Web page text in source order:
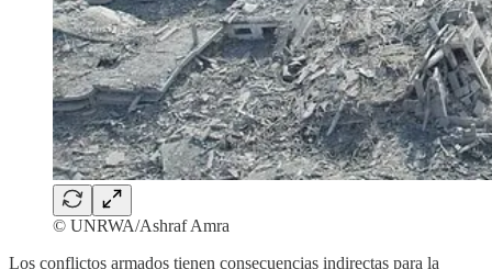
© UNRWA/Ashraf Amra
Los conflictos armados tienen consecuencias indirectas para la